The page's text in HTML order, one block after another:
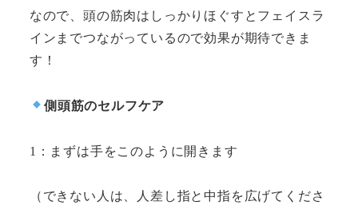
なので、頭の筋肉はしっかりほぐすとフェイスラ
インまでつながっているので効果が期待できま
す！
側頭筋のセルフケア
1：まずは手をこのように開きます
（できない人は、人差し指と中指を広げてくださ